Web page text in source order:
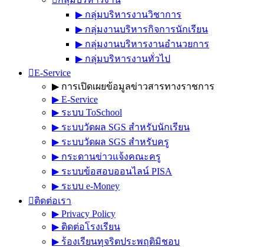
▶︎ กลุ่มบริหารงานวิชาการ
▶︎ กลุ่มงานบริหารกิจการนักเรียน
▶︎ กลุ่มงานบริหารงานอำนวยการ
▶︎ กลุ่มบริหารงานทั่วไป
E-Service
▶︎ การเปิดเผยข้อมูลข่าวสารทางราชการ
▶︎ E-Service
▶︎ ระบบ ToSchool
▶︎ ระบบวัดผล SGS สำหรับนักเรียน
▶︎ ระบบวัดผล SGS สำหรับครู
▶︎ กระดานข่าวแจ้งคณะครู
▶︎ ระบบข้อสอบออนไลน์ PISA
▶︎ ระบบ e-Money
ติดต่อเรา
▶︎ Privacy Policy
▶︎ ติดต่อโรงเรียน
▶︎ ร้องเรียนทุจริตประพฤติมิชอบ